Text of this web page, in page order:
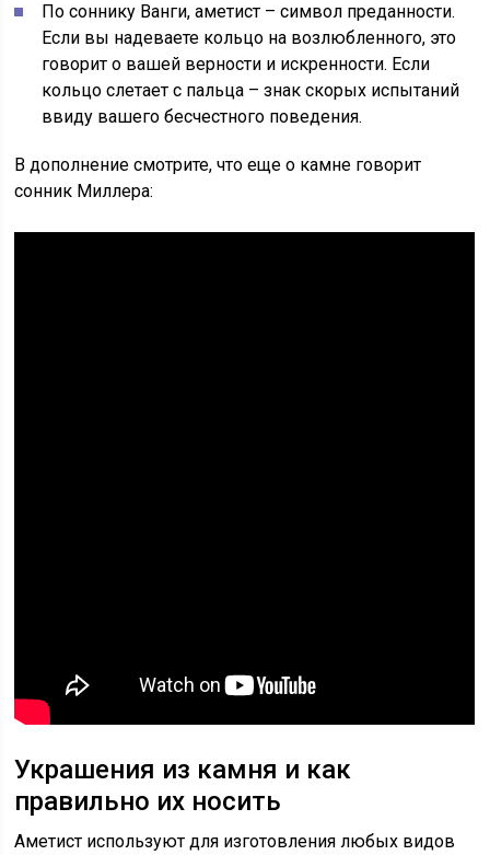
По соннику Ванги, аметист – символ преданности.
Если вы надеваете кольцо на возлюбленного, это
говорит о вашей верности и искренности. Если
кольцо слетает с пальца – знак скорых испытаний
ввиду вашего бесчестного поведения.
В дополнение смотрите, что еще о камне говорит
сонник Миллера:
Украшения из камня и как
правильно их носить
Аметист используют для изготовления любых видов